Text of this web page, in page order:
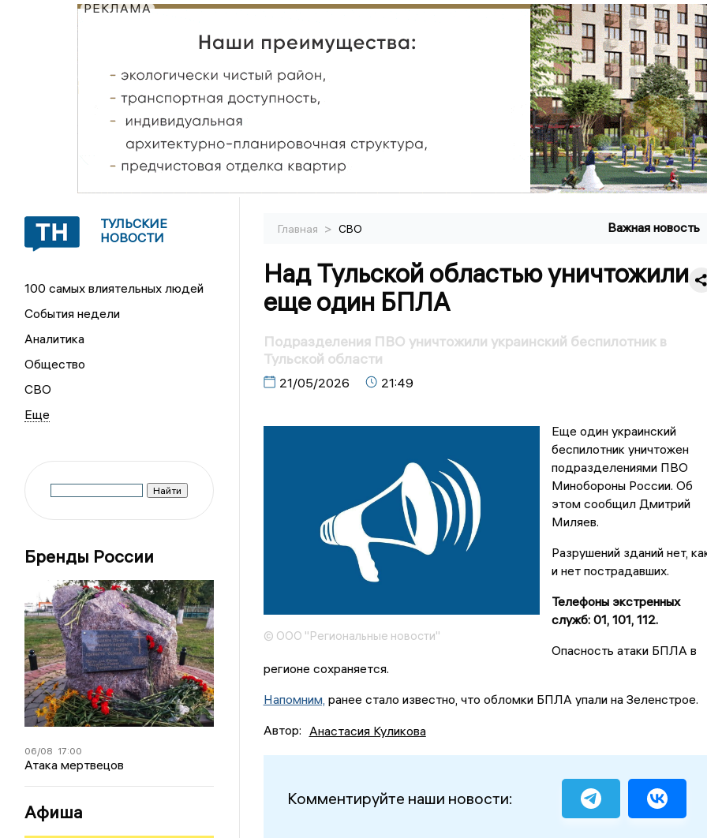
РЕКЛАМА
ТУЛЬСКИЕ
НОВОСТИ
100 самых влиятельных людей
События недели
Аналитика
Общество
СВО
Бренды России
06/08 17:00
Атака мертвецов
Афиша
Главная > СВО Важная новость
Над Тульской областью уничтожили
еще один БПЛА
Подразделения ПВО уничтожили украинский беспилотник в
Тульской области
21/05/2026 21:49
© ООО "Региональные новости"
Еще один украинский
беспилотник уничтожен
подразделениями ПВО
Минобороны России. Об
этом сообщил Дмитрий
Миляев.
Разрушений зданий нет,
и нет пострадавших.
Телефоны экстренных
служб: 01, 101, 112.
Опасность атаки БПЛА в
регионе сохраняется.
Напомним, ранее стало известно, что обломки БПЛА упали на Зеленстрое.
Автор: Анастасия Куликова
Комментируйте наши новости: